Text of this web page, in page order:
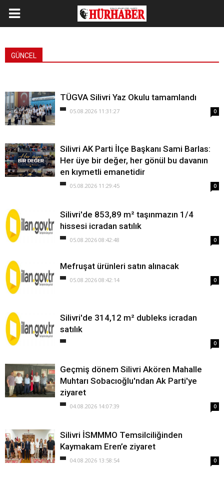
GÜNCEL
TÜGVA Silivri Yaz Okulu tamamlandı
05.08.2026 11:31:27 0
Silivri AK Parti İlçe Başkanı Sami Barlas:
Her üye bir değer, her gönül bu davanın
en kıymetli emanetidir
05.08.2026 11:29:45 0
Silivri'de 853,89 m² taşınmazın 1/4
hissesi icradan satılık
05.08.2026 08:42:48 0
Mefruşat ürünleri satın alınacak
05.08.2026 08:42:14 0
Silivri'de 314,12 m² dubleks icradan
satılık
0
Geçmiş dönem Silivri Akören Mahalle
Muhtarı Sobacıoğlu'ndan Ak Parti'ye
ziyaret
04.08.2026 14:07:39 0
Silivri İSMMMO Temsilciliğinden
Kaymakam Eren’e ziyaret
04.08.2026 13:58:54 0